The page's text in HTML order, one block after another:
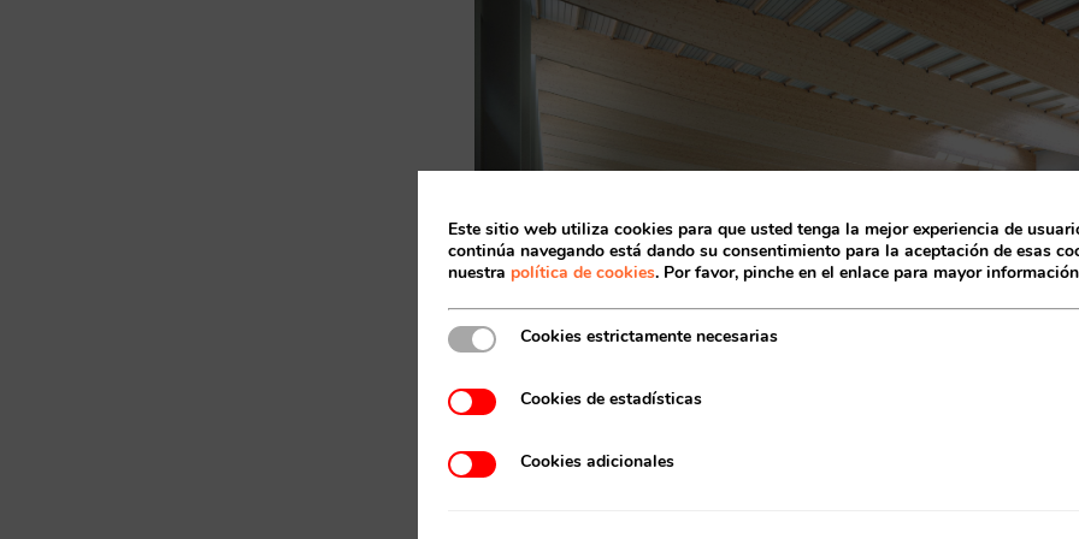
Acceso socios
Igualmente, será posible disfrutar de una sala de más de
Este sitio web utiliza cookies para que usted tenga la mejor experiencia de
continúa navegando está dando su consentimiento para la aceptación de esas
nuestra política de cookies. Por favor, pinche en el enlace para mayor
Cookies estrictamente necesarias
Cookies de estadísticas
Cookies adicionales